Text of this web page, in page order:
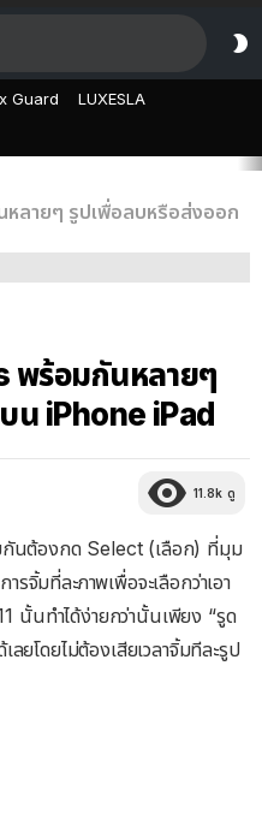
Guard LUXESLA
ลายๆ รูปเพื่อลบหรือส่งออก
พร้อมกันหลายๆ
น iPhone iPad
11.8k ดู
กันต้องกด Select (เลือก) ที่มุม
จิ้มที่ละภาพเพื่อจะเลือกว่าเอา
นั้นทำได้ง่ายกว่านั้นเพียง “รูด
ยโดยไม่ต้องเสียเวลาจิ้มทีละรูป